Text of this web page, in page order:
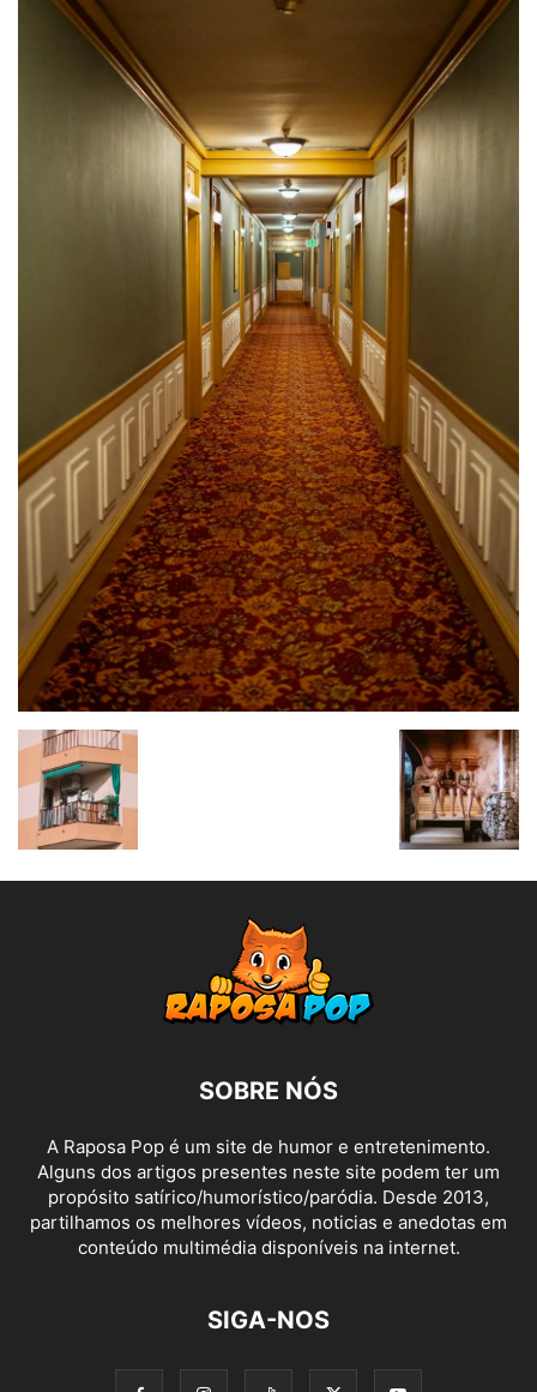
SOBRE NÓS
A Raposa Pop é um site de humor e entretenimento.
Alguns dos artigos presentes neste site podem ter um
propósito satírico/humorístico/paródia. Desde 2013,
partilhamos os melhores vídeos, noticias e anedotas em
conteúdo multimédia disponíveis na internet.
SIGA-NOS